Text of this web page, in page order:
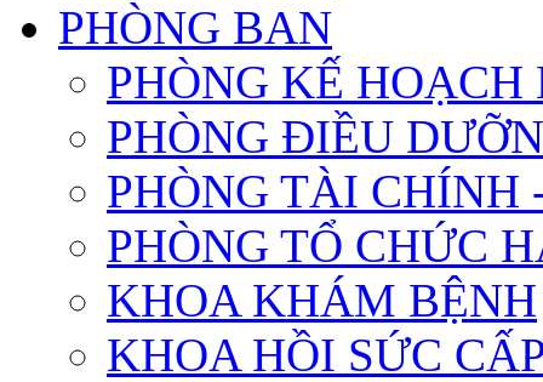
PHÒNG BAN
PHÒNG KẾ HOẠCH
PHÒNG ĐIỀU
PHÒNG TÀI CHÍNH
PHÒNG TỔ CHỨC
KHOA KHÁM BỆNH
KHOA HỒI SỨC